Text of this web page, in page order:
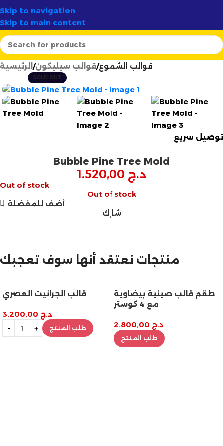
Skip to navigation
Skip to main content
الوجهة الأولى لصناع الشموع في
الرئيسية قوالب سيليكون قوالب الشموع
SOLD OUT
توصيل سريع
Bubble Pine Tree Mold
د.ج
Out of stock
Out of stock
أضف للمفضلة
شارك
تخفيضات نهاية السنة
منتجات نعتقد أنها سوف تعجبك
قالب الجرانيت العصري
د.ج
طلب المنتج
طقم قالب صينية بيضاوية
مع 4 كوستر
د.ج
طلب المنتج